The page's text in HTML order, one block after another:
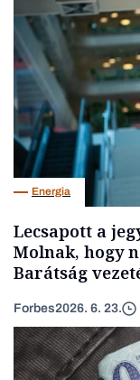
Energia
Lecsapott a
Molnak, hogy
Barátság
Forbes2026. 6. 23.